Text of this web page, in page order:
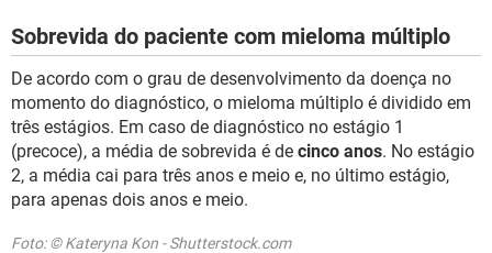
Sobrevida do paciente com mieloma múltiplo
De acordo com o grau de desenvolvimento da doença no
momento do diagnóstico, o mieloma múltiplo é dividido em
três estágios. Em caso de diagnóstico no estágio 1
(precoce), a média de sobrevida é de cinco anos. No estágio
2, a média cai para três anos e meio e, no último estágio,
para apenas dois anos e meio.
Foto: © Kateryna Kon - Shutterstock.com